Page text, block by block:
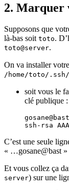
2.
Supposons que
là-bas soit toto.
toto@server.
On va installer
/home/toto/
soit vous le
clé publique :
C’est une seule
« …gosane@bast »
Et vous collez ça
server) sur une